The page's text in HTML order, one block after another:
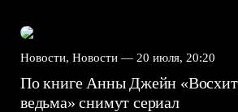
Новости, Новости — 20 июля, 20:20
По книге Анны Джейн
ведьма» снимут сериал